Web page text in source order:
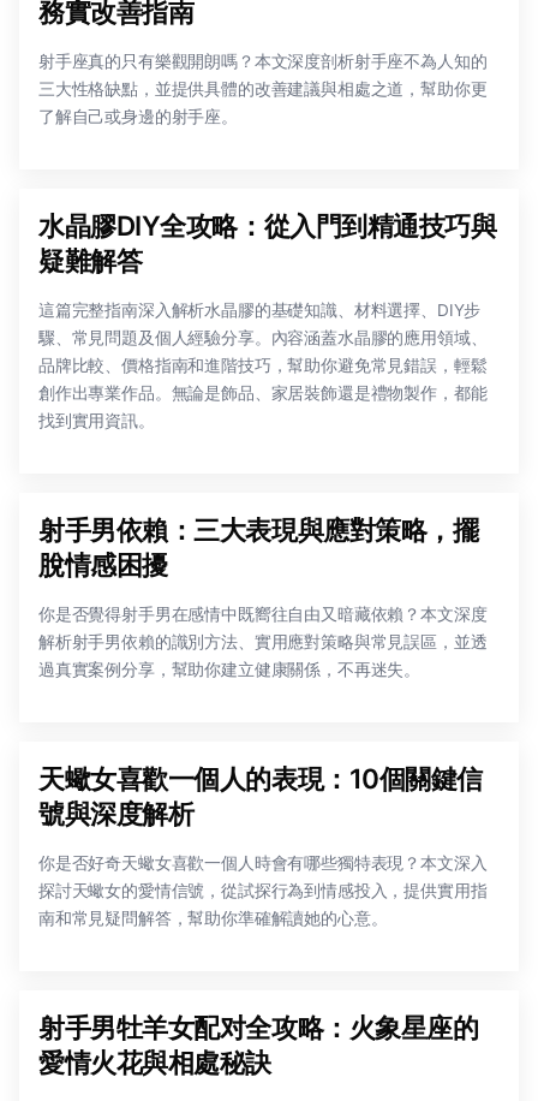
務實改善指南
射手座真的只有樂觀開朗嗎？本文深度剖析射手座不為人知的
三大性格缺點，並提供具體的改善建議與相處之道，幫助你更
了解自己或身邊的射手座。
水晶膠DIY全攻略：從入門到精通技巧與
疑難解答
這篇完整指南深入解析水晶膠的基礎知識、材料選擇、DIY步
驟、常見問題及個人經驗分享。內容涵蓋水晶膠的應用領域、
品牌比較、價格指南和進階技巧，幫助你避免常見錯誤，輕鬆
創作出專業作品。無論是飾品、家居裝飾還是禮物製作，都能
找到實用資訊。
射手男依賴：三大表現與應對策略，擺
脫情感困擾
你是否覺得射手男在感情中既嚮往自由又暗藏依賴？本文深度
解析射手男依賴的識別方法、實用應對策略與常見誤區，並透
過真實案例分享，幫助你建立健康關係，不再迷失。
天蠍女喜歡一個人的表現：10個關鍵信
號與深度解析
你是否好奇天蠍女喜歡一個人時會有哪些獨特表現？本文深入
探討天蠍女的愛情信號，從試探行為到情感投入，提供實用指
南和常見疑問解答，幫助你準確解讀她的心意。
射手男牡羊女配对全攻略：火象星座的
愛情火花與相處秘訣